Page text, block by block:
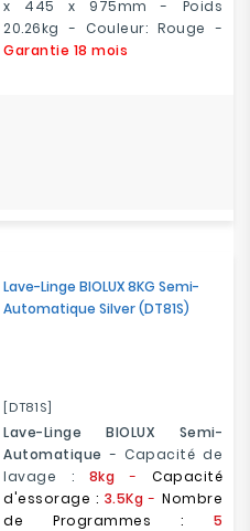
x 445 x 975mm - Poids
20.26kg - Couleur: Rouge -
Garantie 18 mois
Lave-Linge BIOLUX 8KG Semi-
Automatique Silver (DT81S)
[DT81S]
Lave-Linge BIOLUX Semi-
Automatique - Capacité de
lavage : 8kg - Capacité
d'essorage : 3.5Kg - Nombre
de Programmes : 5